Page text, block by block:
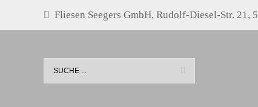
Fliesen Seegers GmbH, Rudolf-Diesel-Str. 21,